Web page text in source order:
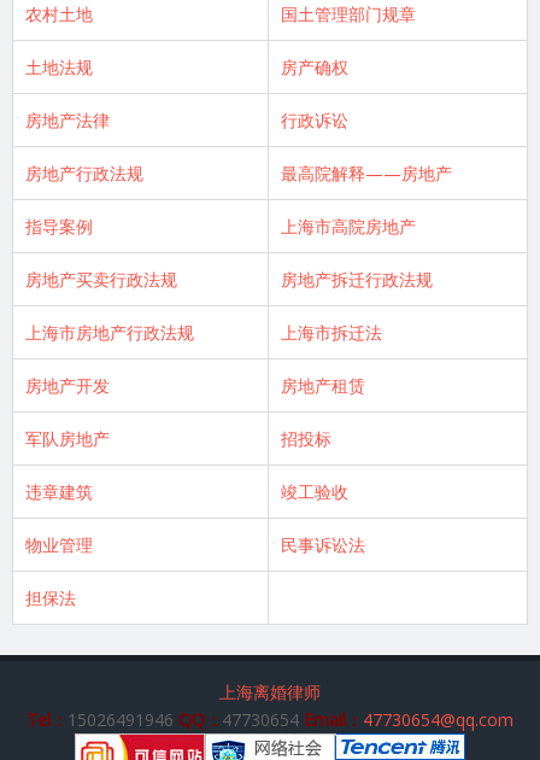
农村土地 国土管理部门规章
土地法规 房产确权
房地产法律 行政诉讼
房地产行政法规 最高院解释——房地产
指导案例 上海市高院房地产
房地产买卖行政法规 房地产拆迁行政法规
上海市房地产行政法规 上海市拆迁法
房地产开发 房地产租赁
军队房地产 招投标
违章建筑 竣工验收
物业管理 民事诉讼法
担保法
上海离婚律师
Tel： 15026491946 QQ： 47730654 Email： 47730654@qq.com